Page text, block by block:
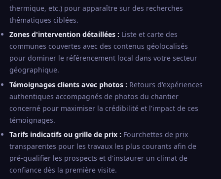
thermique, etc.) pour apparaître sur des recherches
thématiques ciblées.
Zones d'intervention détaillées : Liste et carte des
communes couvertes avec des contenus géolocalisés
pour dominer le référencement local dans votre secteur
géographique.
Témoignages clients avec photos : Retours d'expériences
authentiques accompagnés de photos du chantier
concerné pour maximiser la crédibilité et l'impact de ces
témoignages.
Tarifs indicatifs ou grille de prix : Fourchettes de prix
transparentes pour les travaux les plus courants afin de
pré-qualifier les prospects et d'instaurer un climat de
confiance dès la première visite.